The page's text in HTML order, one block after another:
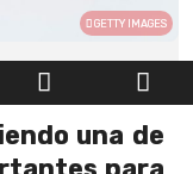
GETTY IMAGES
una de